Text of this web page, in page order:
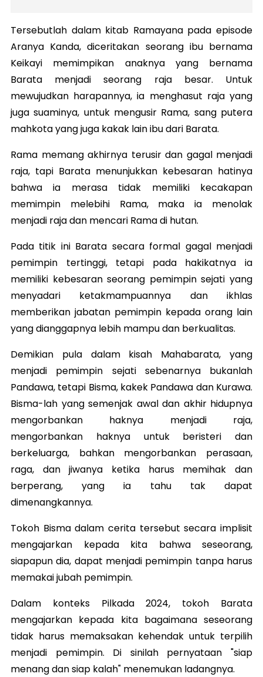
Tersebutlah dalam kitab Ramayana pada episode
Aranya Kanda, diceritakan seorang ibu bernama
Keikayi memimpikan anaknya yang bernama
Barata menjadi seorang raja besar. Untuk
mewujudkan harapannya, ia menghasut raja yang
juga suaminya, untuk mengusir Rama, sang putera
mahkota yang juga kakak lain ibu dari Barata.
Rama memang akhirnya terusir dan gagal menjadi
raja, tapi Barata menunjukkan kebesaran hatinya
bahwa ia merasa tidak memiliki kecakapan
memimpin melebihi Rama, maka ia menolak
menjadi raja dan mencari Rama di hutan.
Pada titik ini Barata secara formal gagal menjadi
pemimpin tertinggi, tetapi pada hakikatnya ia
memiliki kebesaran seorang pemimpin sejati yang
menyadari ketakmampuannya dan ikhlas
memberikan jabatan pemimpin kepada orang lain
yang dianggapnya lebih mampu dan berkualitas.
Demikian pula dalam kisah Mahabarata, yang
menjadi pemimpin sejati sebenarnya bukanlah
Pandawa, tetapi Bisma, kakek Pandawa dan Kurawa.
Bisma-lah yang semenjak awal dan akhir hidupnya
mengorbankan haknya menjadi raja,
mengorbankan haknya untuk beristeri dan
berkeluarga, bahkan mengorbankan perasaan,
raga, dan jiwanya ketika harus memihak dan
berperang, yang ia tahu tak dapat
dimenangkannya.
Tokoh Bisma dalam cerita tersebut secara implisit
mengajarkan kepada kita bahwa seseorang,
siapapun dia, dapat menjadi pemimpin tanpa harus
memakai jubah pemimpin.
Dalam konteks Pilkada 2024, tokoh Barata
mengajarkan kepada kita bagaimana seseorang
tidak harus memaksakan kehendak untuk terpilih
menjadi pemimpin. Di sinilah pernyataan "siap
menang dan siap kalah" menemukan ladangnya.